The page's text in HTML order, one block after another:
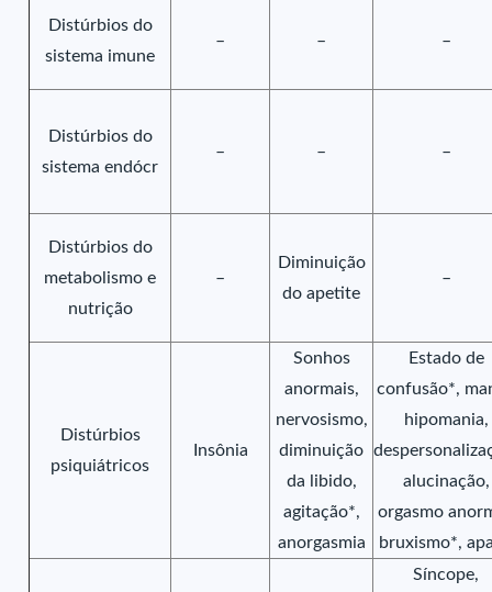
Distúrbios do
sistema imune
– – –
Distúrbios do
sistema endócr
– – –
Distúrbios do
metabolismo e
nutrição
–
Diminuição
do apetite
–
Distúrbios
psiquiátricos
Insônia
Sonhos
anormais,
nervosismo,
diminuição
da libido,
agitação*,
anorgasmia
Estado de
confusão*,
hipomania,
alucinação,
orgasmo
bruxismo*,
Síncope,